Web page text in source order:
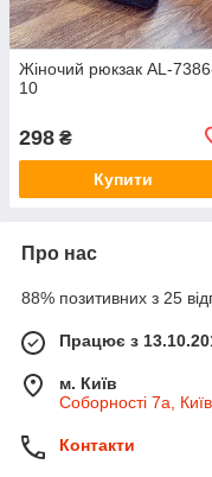
Жіночий рюкзак AL-
10
298 ₴
Купити
Про нас
88% позитивних з 25
Працює з
м. Київ
Соборності 7а,
Контакти